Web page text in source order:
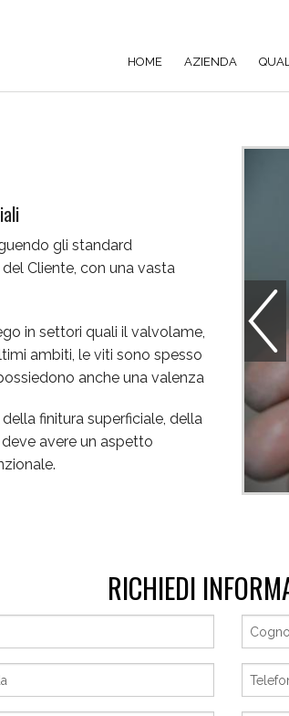
HOME AZIENDA
gli standard
Cliente, con una vasta
in settori quali il valvolame,
ambiti, le viti sono spesso
anche una valenza
finitura superficiale, della
avere un aspetto
RICHIEDI